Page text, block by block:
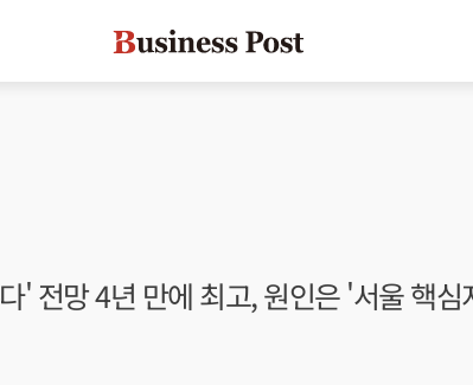
' 전망 4년 만에 최고, 원인은 '서울 핵심